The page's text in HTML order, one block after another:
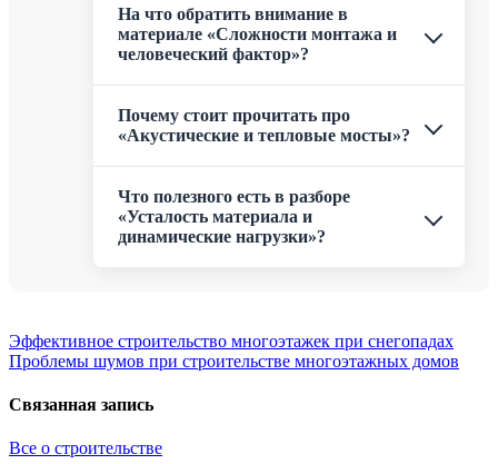
На что обратить внимание в
материале «Сложности монтажа и
человеческий фактор»?
Почему стоит прочитать про
«Акустические и тепловые мосты»?
Что полезного есть в разборе
«Усталость материала и
динамические нагрузки»?
Навигация
по
записям
Эффективное строительство многоэтажек при снегопадах
Проблемы шумов при строительстве многоэтажных домов
Связанная запись
Все о строительстве